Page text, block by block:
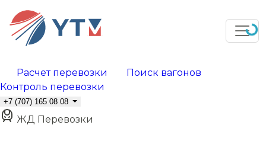
Расчет перевозки
Поиск вагонов
Контроль перевозки
+7 (707) 165 08 08
ЖД Перевозки